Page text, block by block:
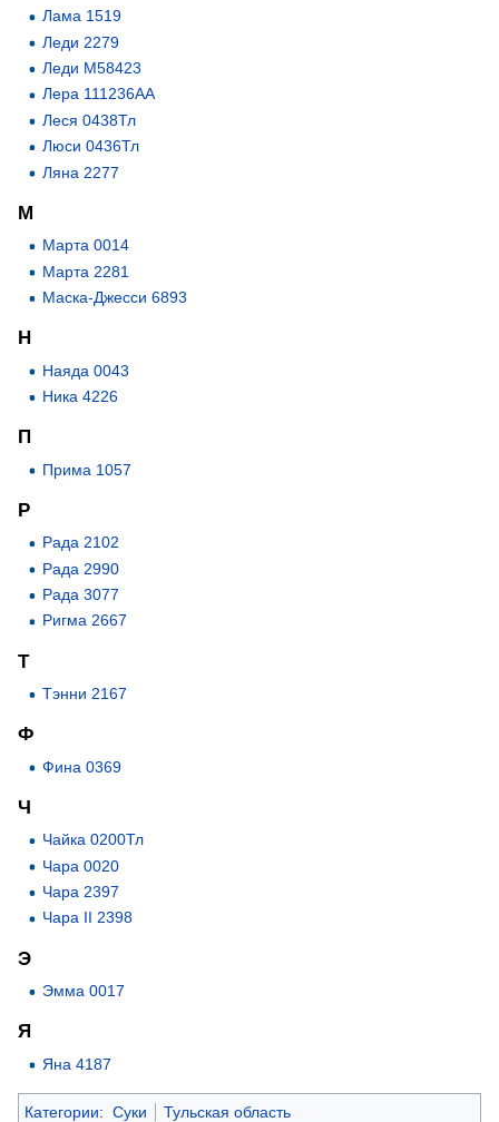
Лама 1519
Леди 2279
Леди М58423
Лера 111236АА
Леся 0438Тл
Люси 0436Тл
Ляна 2277
М
Марта 0014
Марта 2281
Маска-Джесси 6893
Н
Наяда 0043
Ника 4226
П
Прима 1057
Р
Рада 2102
Рада 2990
Рада 3077
Ригма 2667
Т
Тэнни 2167
Ф
Фина 0369
Ч
Чайка 0200Тл
Чара 0020
Чара 2397
Чара II 2398
Э
Эмма 0017
Я
Яна 4187
Категории: Суки Тульская область